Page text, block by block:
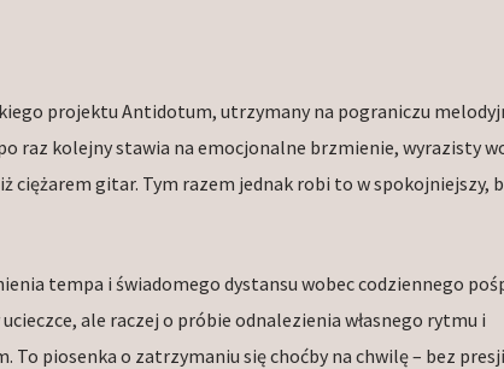
projektu Antidotum, utrzymany na pograniczu
raz kolejny stawia na emocjonalne brzmienie, wyrazisty
ciężarem gitar. Tym razem jednak robi to w spokojniejszy,
tempa i świadomego dystansu wobec codziennego
ucieczce, ale raczej o próbie odnalezienia własnego rytmu i
To piosenka o zatrzymaniu się choćby na chwilę – bez